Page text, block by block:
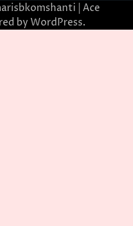
| Ace
by WordPress.